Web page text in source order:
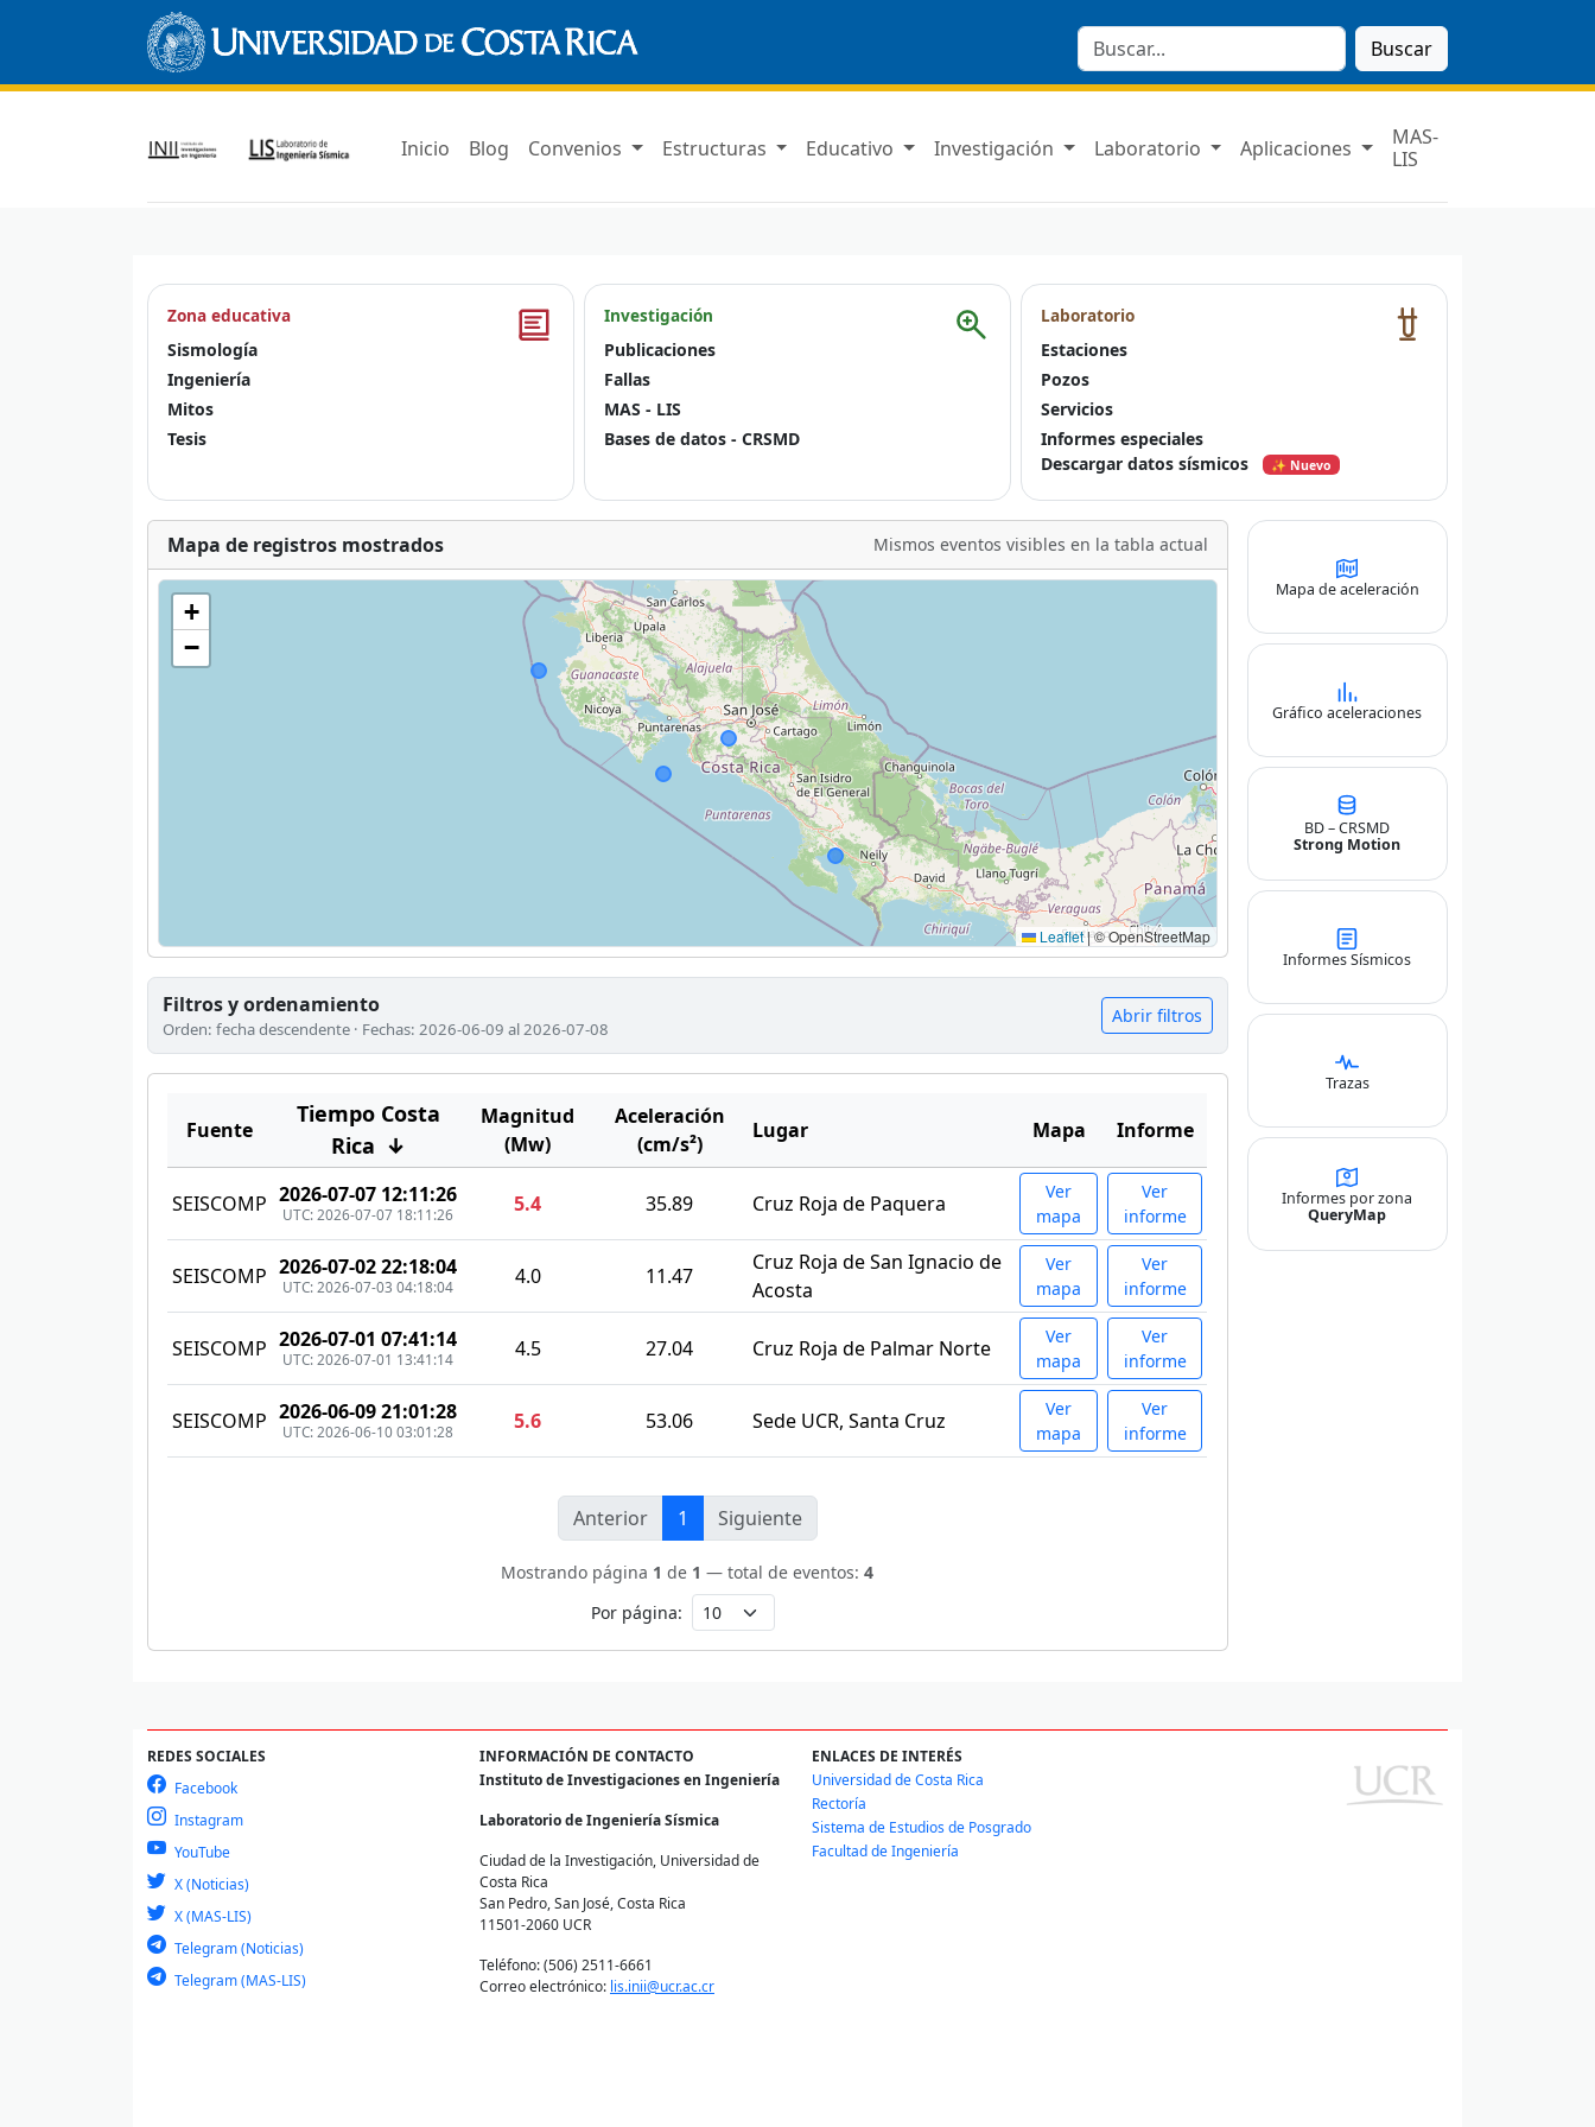
Buscar
Inicio Blog Convenios Estructuras Educativo Investigación Laboratorio Aplicaciones
MAS-
LIS
Zona educativa
Sismología
Ingeniería
Mitos
Tesis
Investigación
Publicaciones
Fallas
MAS - LIS
Bases de datos - CRSMD
Laboratorio
Estaciones
Pozos
Servicios
Informes especiales
Descargar datos sísmicos
✨ Nuevo
Mapa de registros mostrados Mismos eventos visibles en la tabla actual
+
−
Leaflet|© OpenStreetMap
Filtros y ordenamiento
Orden: fecha descendente · Fechas: 2026-06-09 al 2026-07-08
Abrir filtros
Fuente
Tiempo Costa
Rica ↓
Magnitud
(Mw)
Aceleración
(cm/s²)
Lugar Mapa Informe
SEISCOMP 2026-07-07 12:11:26
UTC: 2026-07-07 18:11:26 5.4 35.89 Cruz Roja de Paquera
Ver
mapa
Ver
informe
SEISCOMP 2026-07-02 22:18:04
UTC: 2026-07-03 04:18:04 4.0 11.47
Cruz Roja de San Ignacio de
Acosta
Ver
mapa
Ver
informe
SEISCOMP 2026-07-01 07:41:14
UTC: 2026-07-01 13:41:14 4.5 27.04 Cruz Roja de Palmar Norte
Ver
mapa
Ver
informe
SEISCOMP 2026-06-09 21:01:28
UTC: 2026-06-10 03:01:28 5.6 53.06 Sede UCR, Santa Cruz
Ver
mapa
Ver
informe
Anterior 1 Siguiente
Mostrando página 1 de 1 — total de eventos:4
Por página:
Mapa de aceleración
Gráfico aceleraciones
BD – CRSMD
Strong Motion
Informes Sísmicos
Trazas
Informes por zona
QueryMap
REDES SOCIALES
Facebook
Instagram
YouTube
X (Noticias)
X (MAS-LIS)
Telegram (Noticias)
Telegram (MAS-LIS)
INFORMACIÓN DE CONTACTO
Instituto de Investigaciones en Ingeniería
Laboratorio de Ingeniería Sísmica
Ciudad de la Investigación, Universidad de
Costa Rica
San Pedro, San José, Costa Rica
11501-2060 UCR
Teléfono: (506) 2511-6661
Correo electrónico: lis.inii@ucr.ac.cr
ENLACES DE INTERÉS
Universidad de Costa Rica
Rectoría
Sistema de Estudios de Posgrado
Facultad de Ingeniería